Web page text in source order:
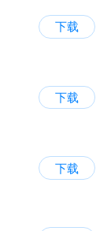
下载
下载
下载